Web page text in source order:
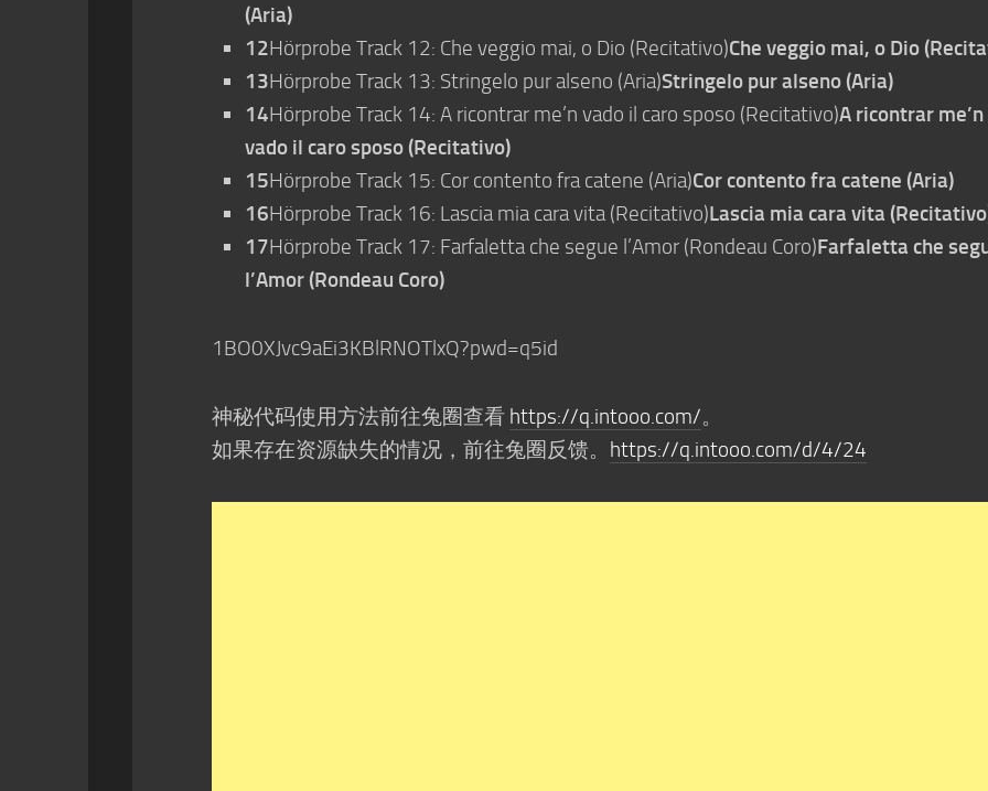
(Aria)
12Hörprobe Track 12: Che veggio mai, o Dio (Recitativo)Che veggio mai, o Dio
13Hörprobe Track 13: Stringelo pur alseno (Aria)Stringelo pur alseno (Aria)
14Hörprobe Track 14: A ricontrar me’n vado il caro sposo (Recitativo)A ricontrar me’n
vado il caro sposo (Recitativo)
15Hörprobe Track 15: Cor contento fra catene (Aria)Cor contento fra catene (Aria)
16Hörprobe Track 16: Lascia mia cara vita (Recitativo)Lascia mia cara vita
17Hörprobe Track 17: Farfaletta che segue l’Amor (Rondeau Coro)Farfaletta che
l’Amor (Rondeau Coro)
1BO0XJvc9aEi3KBlRNOTlxQ?pwd=q5id
神秘代码使用方法前往兔圈查看 https://q.intooo.com/。
如果存在资源缺失的情况，前往兔圈反馈。 https://q.intooo.com/d/4/24